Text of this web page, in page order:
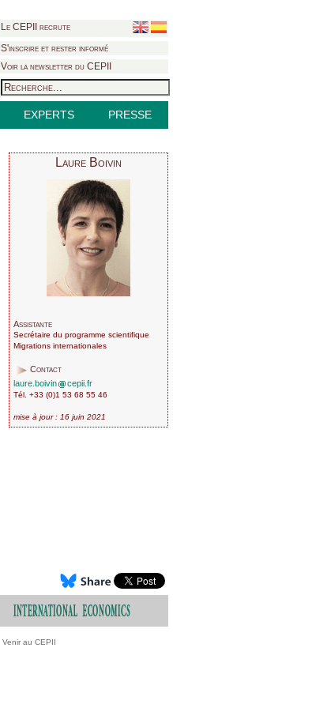
Le CEPII recrute
S'inscrire et rester informé
Voir la newsletter du CEPII
EXPERTS PRESSE
Laure Boivin
Assistante
Secrétaire du programme scientifique
Migrations internationales
Contact
laure.boivin
cepii.fr
Tél. +33 (0)1 53 68 55 46
mise à jour : 16 juin 2021
Venir au CEPII